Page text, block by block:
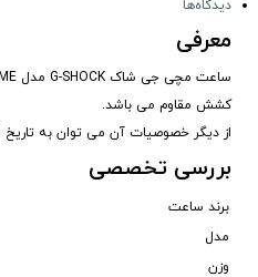
دیدگاه‌ها
معرفی
کشش مقاوم می باشد.
از دیگر خصوصیات آن می توان به تاریخ
بررسی تخصصی
برند ساعت
مدل
وزن